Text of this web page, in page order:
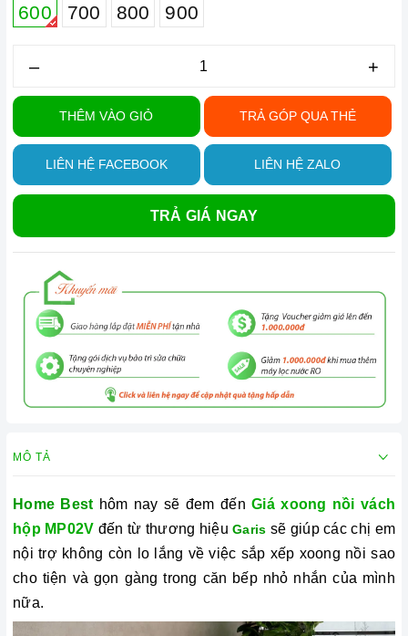
600 700 800 900
– +
THÊM VÀO GIỎ TRẢ GÓP QUA THẺ
LIÊN HỆ FACEBOOK LIÊN HỆ ZALO
TRẢ GIÁ NGAY
MÔ TẢ
Home Best hôm nay sẽ đem đếnGiá xoong nồi vách
hộp MP02V đến từ thương hiệuGaris sẽ giúp các chị em
nội trợ không còn lo lắng về việc sắp xếp xoong nồi sao
cho tiện và gọn gàng trong căn bếp nhỏ nhắn của mình
nữa.